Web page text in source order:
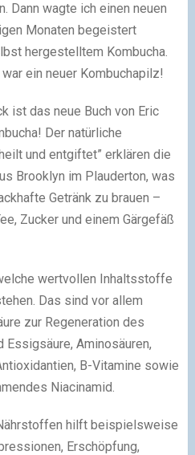
Dann wagte ich einen neuen
Monaten begeistert
hergestelltem Kombucha.
ein neuer Kombuchapilz!
ist das neue Buch von Eric
Der natürliche
und entgiftet” erklären die
Brooklyn im Plauderton, was
Getränk zu brauen –
Zucker und einem Gärgefäß
wertvollen Inhaltsstoffe
Das sind vor allem
zur Regeneration des
Aminosäuren,
B-Vitamine sowie
Niacinamid.
hilft beispielsweise
Erschöpfung,